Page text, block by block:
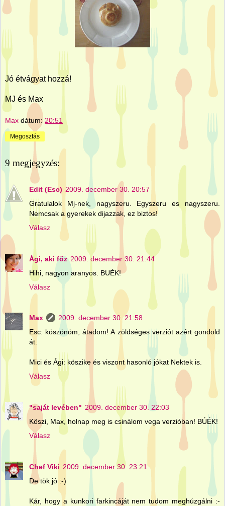
Jó étvágyat hozzá!
MJ és Max
Max dátum:20:51
Megosztás
9 megjegyzés:
Edit (Esc) 2009. december 30. 20:57
Gratulalok Mj-nek, nagyszeru. Egyszeru es nagyszeru.
Nemcsak a gyerekek dijazzak, ez biztos!
Válasz
Ági, aki főz 2009. december 30. 21:44
Hihi, nagyon aranyos. BUÉK!
Válasz
Max
2009. december 30. 21:58
Esc: köszönöm, átadom! A zöldséges verziót azért gondold
át.
Mici és Ági: köszike és viszont hasonló jókat Nektek is.
Válasz
"saját levében" 2009. december 30. 22:03
Köszi, Max, holnap meg is csinálom vega verzióban! BÚÉK!
Válasz
Chef Viki 2009. december 30. 23:21
De tök jó :-)
Kár, hogy a kunkori farkincáját nem tudom meghúzgálni :-